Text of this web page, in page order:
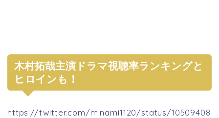
木村拓哉主演ドラマ視聴率ランキングと
ヒロインも！
https://twitter.com/minami1120/status/10509408